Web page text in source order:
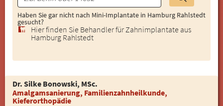
Haben Sie gar nicht nach Mini-Implantate in Hamburg Rahlstedt
gesucht?
Hier finden Sie Behandler für Zahnimplantate aus
Hamburg Rahlstedt
Dr. Silke Bonowski, MSc.
Amalgamsanierung, Familienzahnheilkunde,
Kieferorthopädie